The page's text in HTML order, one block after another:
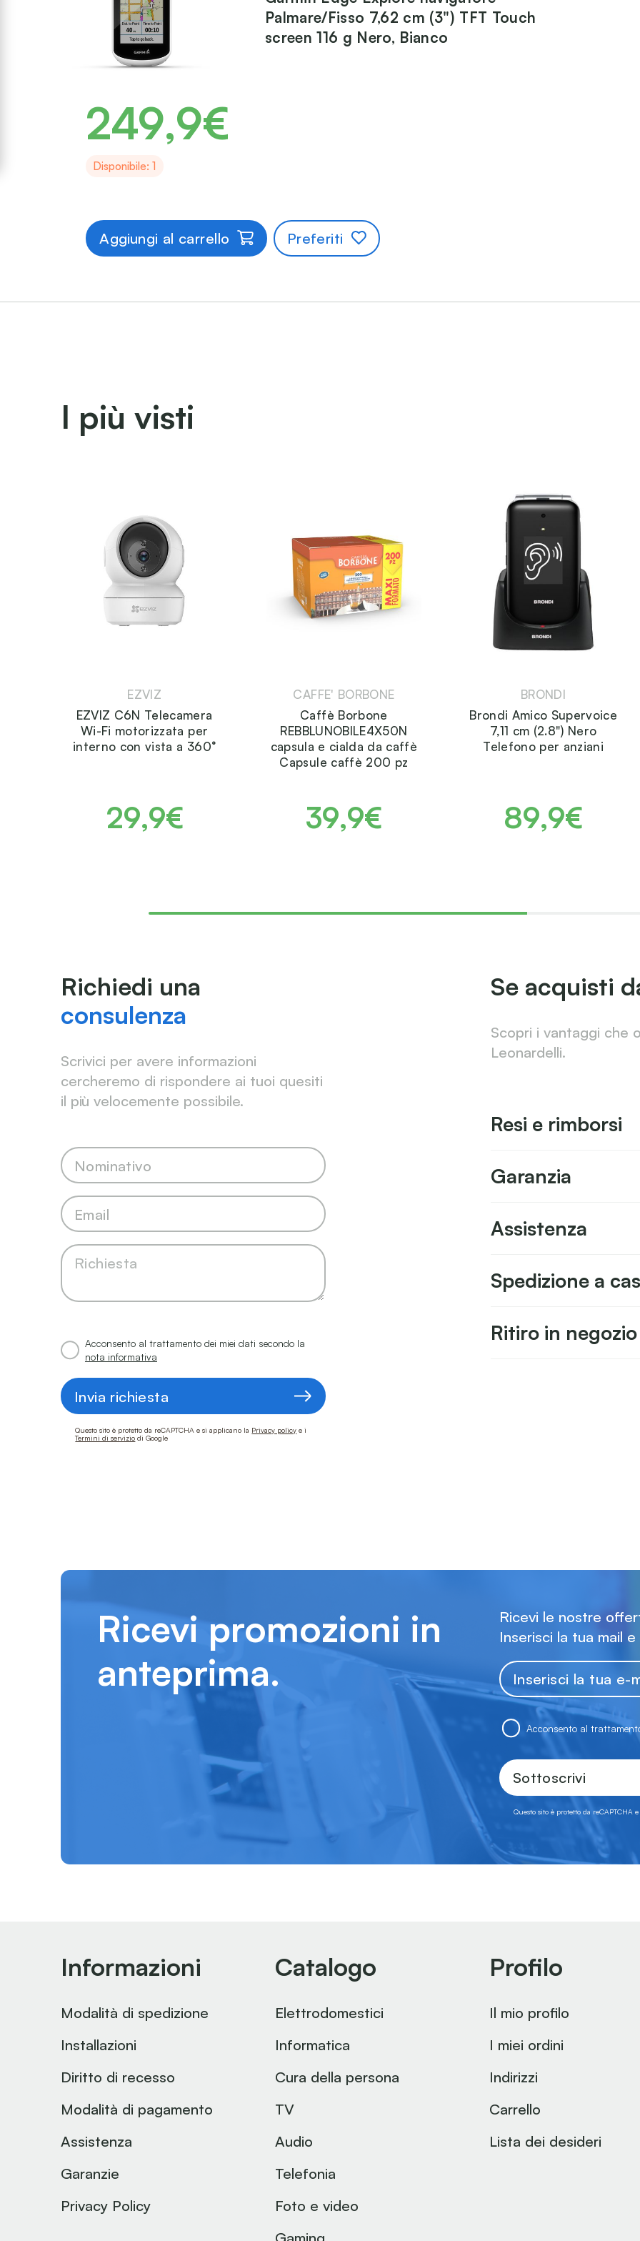
Palmare/Fisso 7,62 cm (3") TFT Touch
screen 116 g Nero, Bianco
249,9€
Disponibile: 1
Aggiungi al carrello Preferiti
I più visti
EZVIZ
EZVIZ C6N Telecamera
Wi-Fi motorizzata per
interno con vista a 360°
29,9€
CAFFE' BORBONE
Caffè Borbone
REBBLUNOBILE4X50N
capsula e cialda da caffè
Capsule caffè 200 pz
39,9€
BRONDI
Brondi Amico Supervoice
7,11 cm (2.8") Nero
Telefono per anziani
89,9€
Richiedi una
consulenza
Scrivici per avere informazioni
cercheremo di rispondere ai tuoi quesiti
il più velocemente possibile.
Acconsento al trattamento dei miei dati secondo la
nota informativa
Invia richiesta
Questo sito è protetto da reCAPTCHA e si applicano la Privacy policy e i
Termini di servizio di Google
Se acquisti
Scopri i vantaggi che
Leonardelli.
Resi e rimborsi
Garanzia
Assistenza
Spedizione a
Ritiro in negozio
Ricevi promozioni in
anteprima.
Ricevi le nostre
Inserisci la tua mail
Acconsento al
Sottoscrivi
Questo sito è protetto da reCAPTCHA
Informazioni
Modalità di spedizione
Installazioni
Diritto di recesso
Modalità di pagamento
Assistenza
Garanzie
Privacy Policy
Catalogo
Elettrodomestici
Informatica
Cura della persona
TV
Audio
Telefonia
Foto e video
Gaming
Profilo
Il mio profilo
I miei ordini
Indirizzi
Carrello
Lista dei desideri